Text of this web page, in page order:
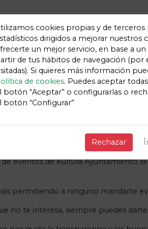
de
Kultura
has adquirido la entrada como
eventos de Kultura Ayuntamiento
permitiendo a ninguno mandarte
no te interesa, siempre puedes
cookies propias y de terceros
dirigidos a mejorar nuestros
un mejor servicio, en base a
de tus hábitos de navegación (por
Si quieres más información
de cookies. Puedes aceptar
botón “Aceptar” o configurarlas o
botón “Configurar”
Rechazar